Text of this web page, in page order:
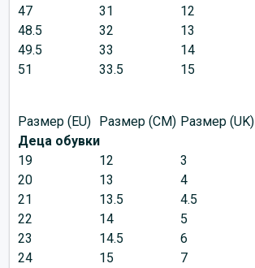
47
31
12
48.5
32
13
49.5
33
14
51
33.5 15
Размер (EU) Размер (CM) Размер (UK)
Деца обувки
19
12
3
20
13
4
21
13.5
4.5
22
14
5
23
14.5
6
24
15
7